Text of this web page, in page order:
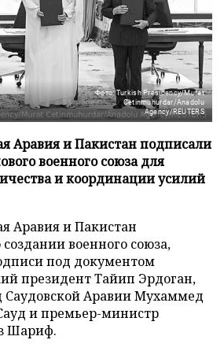
Фото: Turkish Presidency/Murat
Cetinmuhurdar/Anadolu
Agency/REUTERS
Аравия и Пакистан подписали
военного союза для
и координации усилий
Аравия и Пакистан
военного союза,
под документом
президент Тайип Эрдоган,
Аравии Мухаммед
и премьер-министр
Шариф.